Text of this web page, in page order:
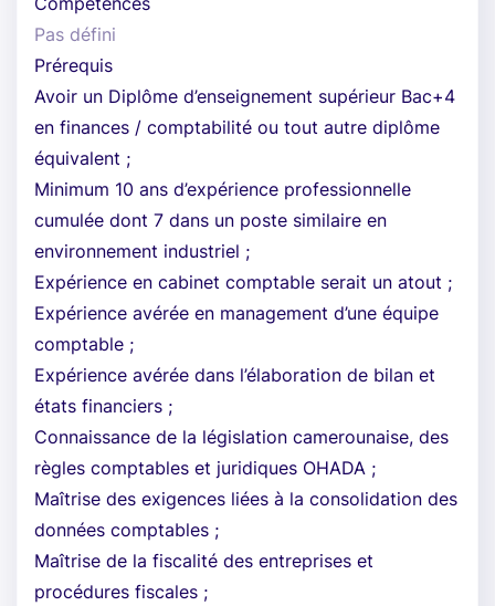
Pas défini
Prérequis
Avoir un Diplôme d’enseignement supérieur Bac+4
en finances / comptabilité ou tout autre diplôme
équivalent ;
Minimum 10 ans d’expérience professionnelle
cumulée dont 7 dans un poste similaire en
environnement industriel ;
Expérience en cabinet comptable serait un atout ;
Expérience avérée en management d’une équipe
comptable ;
Expérience avérée dans l’élaboration de bilan et
états financiers ;
Connaissance de la législation camerounaise, des
règles comptables et juridiques OHADA ;
Maîtrise des exigences liées à la consolidation des
données comptables ;
Maîtrise de la fiscalité des entreprises et
procédures fiscales ;